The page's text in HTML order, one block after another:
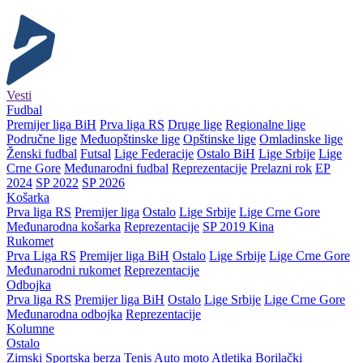
Vesti
Fudbal
Premijer liga BiH Prva liga RS Druge lige Regionalne lige
Područne lige Međuopštinske lige Opštinske lige Omladinske lige
Ženski fudbal Futsal Lige Federacije Ostalo BiH Lige Srbije Lige
Crne Gore Međunarodni fudbal Reprezentacije Prelazni rok EP
2024 SP 2022 SP 2026
Košarka
Prva liga RS Premijer liga Ostalo Lige Srbije Lige Crne Gore
Međunarodna košarka Reprezentacije SP 2019 Kina
Rukomet
Prva Liga RS Premijer liga BiH Ostalo Lige Srbije Lige Crne Gore
Međunarodni rukomet Reprezentacije
Odbojka
Prva liga RS Premijer liga BiH Ostalo Lige Srbije Lige Crne Gore
Međunarodna odbojka Reprezentacije
Kolumne
Ostalo
Zimski Sportska berza Tenis Auto moto Atletika Borilački